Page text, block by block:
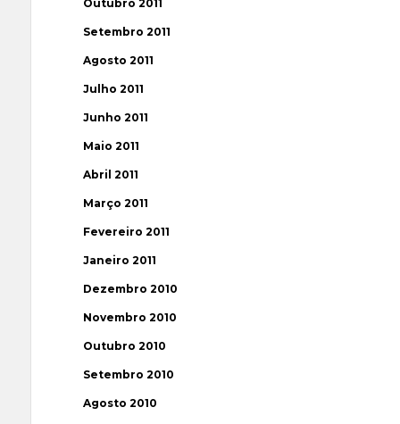
Outubro 2011
Setembro 2011
Agosto 2011
Julho 2011
Junho 2011
Maio 2011
Abril 2011
Março 2011
Fevereiro 2011
Janeiro 2011
Dezembro 2010
Novembro 2010
Outubro 2010
Setembro 2010
Agosto 2010